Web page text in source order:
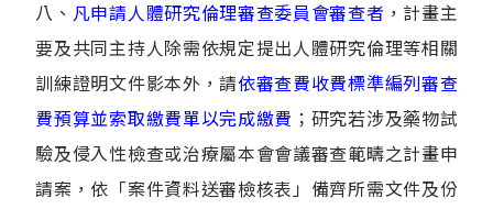
八、 凡申請人體研究倫理審查委員會審查者 ，計畫主
要及共同主持人除需依規定提出人體研究倫理等相關
訓練證明文件影本外，請依審查費收費標準編列審查
費預算並索取繳費單以完成繳費 ；研究若涉及藥物試
驗及侵入性檢查或治療屬本會會議審查範疇之計畫申
請案，依「案件資料送審檢核表」備齊所需文件及份